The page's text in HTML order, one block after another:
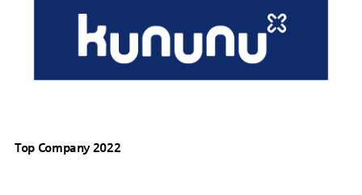
Top Company 2022